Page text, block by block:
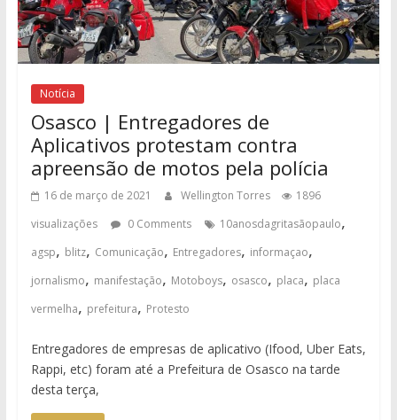
Notícia
Osasco | Entregadores de
Aplicativos protestam contra
apreensão de motos pela polícia
16 de março de 2021 Wellington Torres
1896
visualizações
0 Comments 10anosdagritasãopaulo,
agsp, blitz, Comunicação, Entregadores, informaçao,
jornalismo, manifestação, Motoboys, osasco, placa, placa
vermelha, prefeitura, Protesto
Entregadores de empresas de aplicativo (Ifood, Uber Eats,
Rappi, etc) foram até a Prefeitura de Osasco na tarde
desta terça,